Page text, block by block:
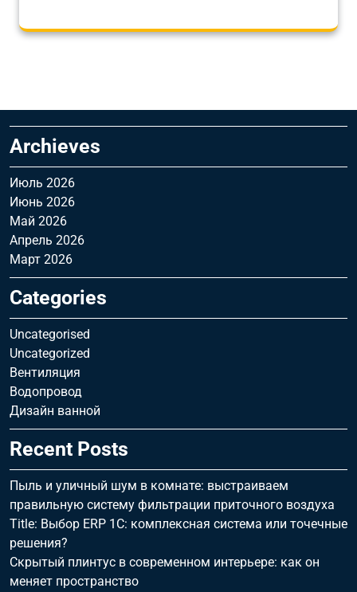
Archieves
Июль 2026
Июнь 2026
Май 2026
Апрель 2026
Март 2026
Categories
Uncategorised
Uncategorized
Вентиляция
Водопровод
Дизайн ванной
Recent Posts
Пыль и уличный шум в комнате: выстраиваем
правильную систему фильтрации приточного воздуха
Title: Выбор ERP 1С: комплексная система или точечные
решения?
Скрытый плинтус в современном интерьере: как он
меняет пространство